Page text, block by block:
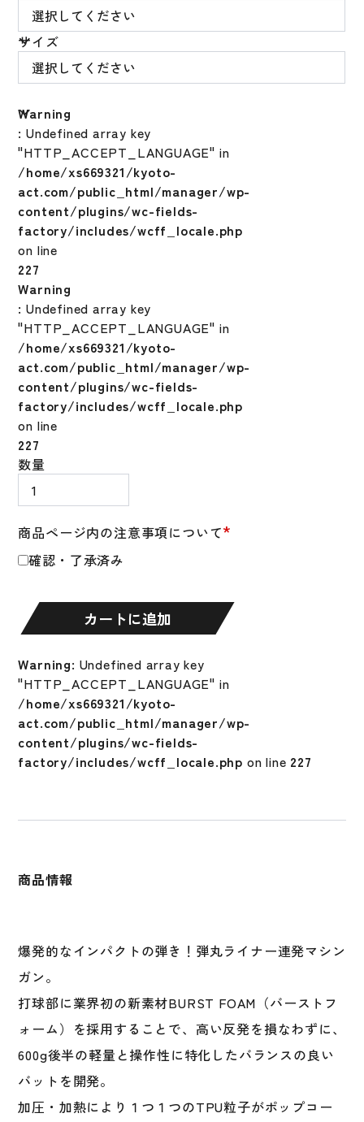
サイズ
商品ページ内の注意事項について*
確認・了承済み
Warning
: Undefined array key
"HTTP_ACCEPT_LANGUAGE" in
/home/xs669321/kyoto-
act.com/public_html/manager/wp-
content/plugins/wc-fields-
factory/includes/wcff_locale.php
on line
227
数量
野
ロ
ー
リ
ン
ICON
バ
ッ
ト
軟
式
野
球
ニ
ア
ジ
ュ
ア
軟
式
ッ
ト
カートに追加
Warning
: Undefined array key
"HTTP_ACCEPT_LANGUAGE" in
/home/xs669321/kyoto-
act.com/public_html/manager/wp-
content/plugins/wc-fields-
factory/includes/wcff_locale.php
on line
227
Warning: Undefined array key
"HTTP_ACCEPT_LANGUAGE" in
/home/xs669321/kyoto-
act.com/public_html/manager/wp-
content/plugins/wc-fields-
factory/includes/wcff_locale.php on line 227
商品情報
爆発的なインパクトの弾き！弾丸ライナー連発マシン
ガン。
打球部に業界初の新素材BURST FOAM（バーストフ
ォーム）を採用することで、高い反発を損なわずに、
600g後半の軽量と操作性に特化したバランスの良い
バットを開発。
加圧・加熱により１つ１つのTPU粒子がポップコー